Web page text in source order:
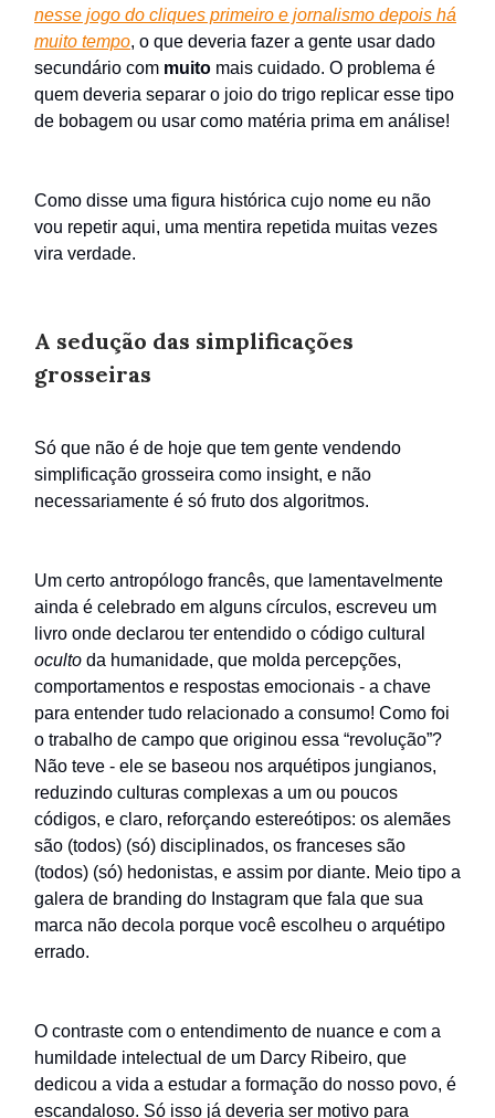
nesse jogo do cliques primeiro e jornalismo depois há
muito tempo, o que deveria fazer a gente usar dado
secundário com muito mais cuidado. O problema é
quem deveria separar o joio do trigo replicar esse tipo
de bobagem ou usar como matéria prima em análise!
Como disse uma figura histórica cujo nome eu não
vou repetir aqui, uma mentira repetida muitas vezes
vira verdade.
A sedução das simplificações
grosseiras
Só que não é de hoje que tem gente vendendo
simplificação grosseira como insight, e não
necessariamente é só fruto dos algoritmos.
Um certo antropólogo francês, que lamentavelmente
ainda é celebrado em alguns círculos, escreveu um
livro onde declarou ter entendido o código cultural
oculto da humanidade, que molda percepções,
comportamentos e respostas emocionais - a chave
para entender tudo relacionado a consumo! Como foi
o trabalho de campo que originou essa “revolução”?
Não teve - ele se baseou nos arquétipos jungianos,
reduzindo culturas complexas a um ou poucos
códigos, e claro, reforçando estereótipos: os alemães
são (todos) (só) disciplinados, os franceses são
(todos) (só) hedonistas, e assim por diante. Meio tipo a
galera de branding do Instagram que fala que sua
marca não decola porque você escolheu o arquétipo
errado.
O contraste com o entendimento de nuance e com a
humildade intelectual de um Darcy Ribeiro, que
dedicou a vida a estudar a formação do nosso povo, é
escandaloso. Só isso já deveria ser motivo para